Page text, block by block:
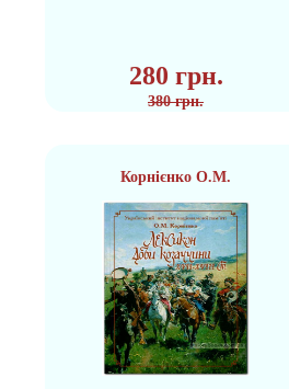
280 грн.
380 грн.
Корнієнко О.М.